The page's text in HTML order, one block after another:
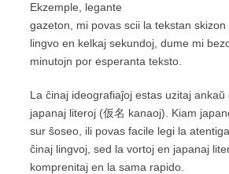
Ekzemple, legante
gazeton, mi povas scii la tekstan
lingvo en kelkaj sekundoj, dume mi
minutojn por esperanta teksto.
La ĉinaj ideografiaĵoj estas uzitaj ankaŭ
japanaj literoj (仮名 kanaoj). Kiam
sur ŝoseo, ili povas facile legi la
ĉinaj lingvoj, sed la vortoj en japanaj
komprenitaj en la sama rapido.